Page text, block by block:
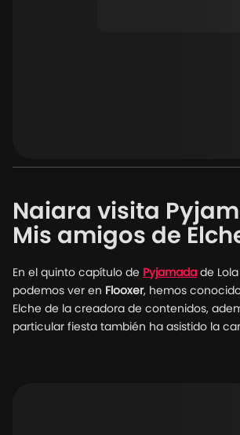
Naiara visita
Mis amigos de
En el quinto capítulo de Pyjamada de
podemos ver en Flooxer, hemos
Elche de la creadora de contenidos,
particular fiesta también ha asistido la